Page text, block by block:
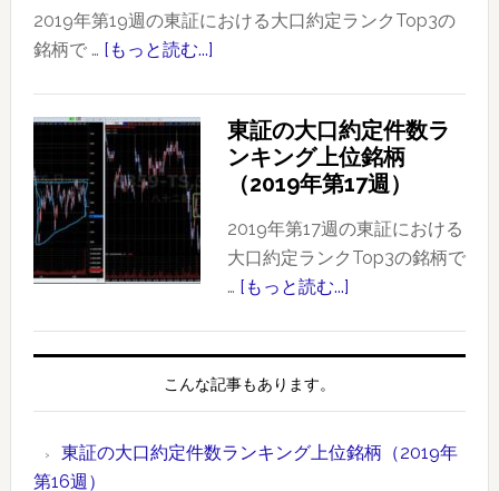
口
件
数
ラ
グ
位
銘
柄
【2019
年
2019年第19週の東証における大口約定ランクTop3の
銘柄で … [もっと読む...]
の
大
約
定
ラ
キ
グ
東証の大口約定件数ラ
ンキング上位銘柄
（2019年第17週）
2019年第17週の東証における
大口約定ランクTop3の銘柄で
… [もっと読む...]
約
こんな記事もあります。
東証の大口約定件数ランキング上位銘柄（2019年
第16週）